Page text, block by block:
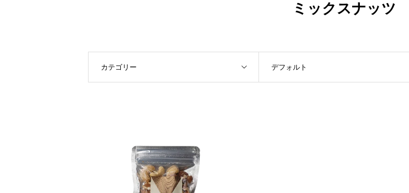
ミックスナッツ
カテゴリー デフォルト